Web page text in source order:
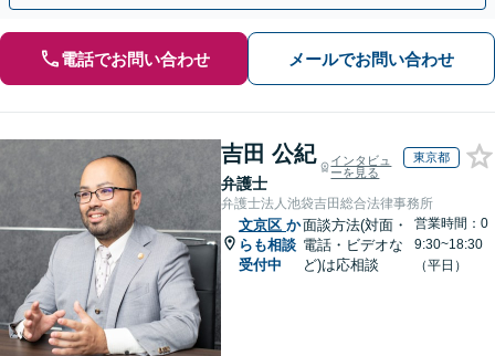
電話でお問い合わせ メールでお問い合わせ
吉田 公紀
弁護士
インタビュ
ーを見る
東京都
弁護士法人池袋吉田総合法律事務所
文京区 か
らも相談
受付中
面談方法(対面・
電話・ビデオな
ど)は応相談
営業時間：0
9:30~18:30
（平日）